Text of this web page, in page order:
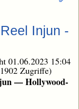
Injun -
01.06.2023 15:04
Zugriffe)
— Hollywood-